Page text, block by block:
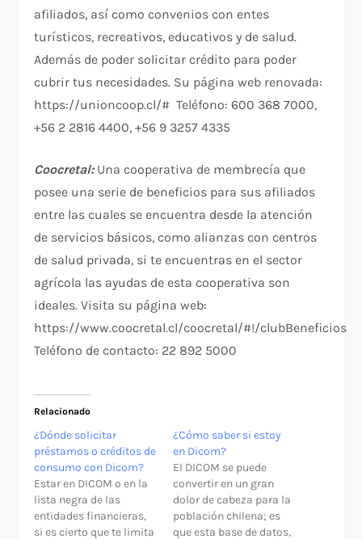
afiliados, así como convenios con entes
turísticos, recreativos, educativos y de salud.
Además de poder solicitar crédito para poder
cubrir tus necesidades. Su página web renovada:
https://unioncoop.cl/# Teléfono: 600 368 7000,
+56 2 2816 4400, +56 9 3257 4335
Coocretal:Una cooperativa de membrecía que
posee una serie de beneficios para sus afiliados
entre las cuales se encuentra desde la atención
de servicios básicos, como alianzas con centros
de salud privada, si te encuentras en el sector
agrícola las ayudas de esta cooperativa son
ideales. Visita su página web:
https://www.coocretal.cl/coocretal/#!/clubBeneficios
Teléfono de contacto: 22 892 5000
Relacionado
¿Dónde solicitar
préstamos o créditos de
consumo con Dicom?
Estar en DICOM o en la
lista negra de las
entidades financieras,
si es cierto que te limita
¿Cómo saber si estoy
en Dicom?
El DICOM se puede
convertir en un gran
dolor de cabeza para la
población chilena; es
que esta base de datos,